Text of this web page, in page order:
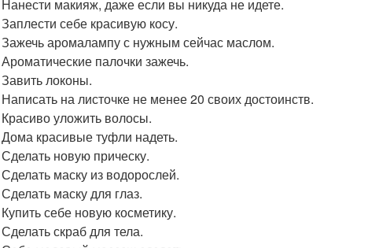
Нанести макияж, даже если вы никуда не идете.
Заплести себе красивую косу.
Зажечь аромалампу с нужным сейчас маслом.
Ароматические палочки зажечь.
Завить локоны.
Написать на листочке не менее 20 своих достоинств.
Красиво уложить волосы.
Дома красивые туфли надеть.
Сделать новую прическу.
Сделать маску из водорослей.
Сделать маску для глаз.
Купить себе новую косметику.
Сделать скраб для тела.